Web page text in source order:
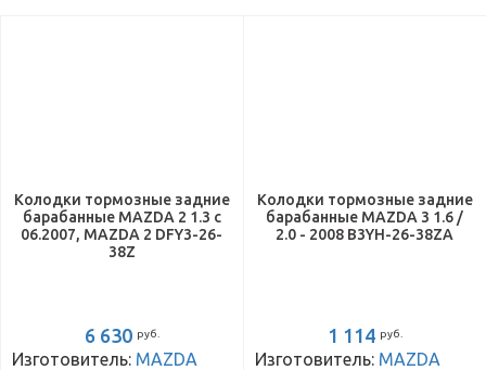
Колодки тормозные задние
барабанные MAZDA 2 1.3 с
06.2007, MAZDA 2 DFY3-26-
38Z
6 630 руб.
Изготовитель: MAZDA
Колодки тормозные задние
барабанные MAZDA 3 1.6 /
2.0 - 2008 B3YH-26-38ZA
1 114 руб.
Изготовитель: MAZDA